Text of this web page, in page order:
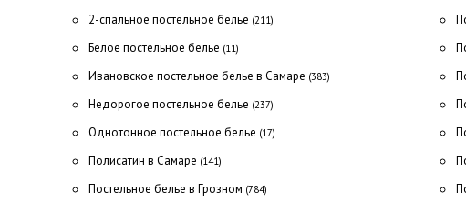
2-спальное постельное белье (211)
Белое постельное белье (11)
Ивановское постельное белье в Самаре (383)
Недорогое постельное белье (237)
Однотонное постельное белье (17)
Полисатин в Самаре (141)
Постельное белье в Грозном (784)